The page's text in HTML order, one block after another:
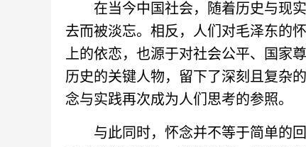
在当今中国社会，随着历史与现实
去而被淡忘。相反，人们对毛泽东的
上的依恋，也源于对社会公平、国家
历史的关键人物，留下了深刻且复杂
念与实践再次成为人们思考的参照。
与此同时，怀念并不等于简单的回